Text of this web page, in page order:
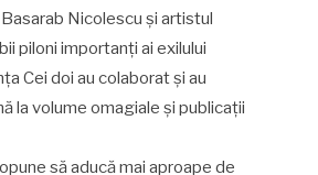
Nicolescu și artistul
piloni importanți ai exilului
Cei doi au colaborat și au
la volume omagiale și publicații
să aducă mai aproape de